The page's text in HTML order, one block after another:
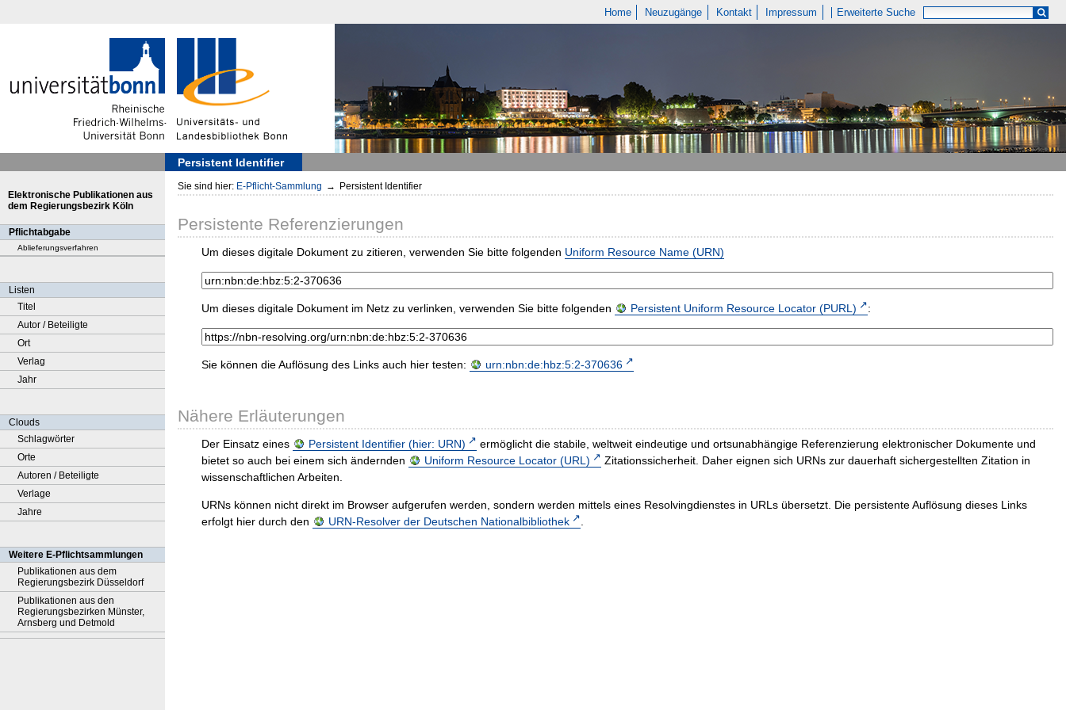
Home Neuzugänge Kontakt Impressum Erweiterte Suche
Persistent Identifier
Elektronische Publikationen aus
dem Regierungsbezirk Köln
Pflichtabgabe
Ablieferungsverfahren
Listen
Titel
Autor / Beteiligte
Ort
Verlag
Jahr
Clouds
Schlagwörter
Orte
Autoren / Beteiligte
Verlage
Jahre
Weitere E-Pflichtsammlungen
Publikationen aus dem
Regierungsbezirk Düsseldorf
Publikationen aus den
Regierungsbezirken Münster,
Arnsberg und Detmold
Sie sind hier: E-Pflicht-Sammlung → Persistent Identifier
Persistente Referenzierungen
Um dieses digitale Dokument zu zitieren, verwenden Sie bitte folgenden Uniform Resource Name (URN)
Um dieses digitale Dokument im Netz zu verlinken, verwenden Sie bitte folgenden Persistent Uniform Resource Locator (PURL) :
Sie können die Auflösung des Links auch hier testen: urn:nbn:de:hbz:5:2-370636
Nähere Erläuterungen
Der Einsatz eines Persistent Identifier (hier: URN)
ermöglicht die stabile, weltweit eindeutige und ortsunabhängige Referenzierung elektronischer Dokumente und
bietet so auch bei einem sich ändernden
Uniform Resource Locator (URL)
Zitationssicherheit. Daher eignen sich URNs zur dauerhaft sichergestellten Zitation in
wissenschaftlichen Arbeiten.
URNs können nicht direkt im Browser aufgerufen werden, sondern werden mittels eines Resolvingdienstes in URLs übersetzt. Die persistente Auflösung dieses Links
erfolgt hier durch den
URN-Resolver der Deutschen Nationalbibliothek .